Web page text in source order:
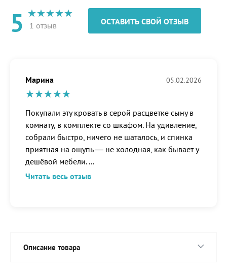
5 1 отзыв ОСТАВИТЬ СВОЙ ОТЗЫВ
Марина 05.02.2026
Покупали эту кровать в серой расцветке сыну в
комнату, в комплекте со шкафом. На удивление,
собрали быстро, ничего не шаталось, и спинка
приятная на ощупь — не холодная, как бывает у
дешёвой мебели. ...
Читать весь отзыв
Описание товара